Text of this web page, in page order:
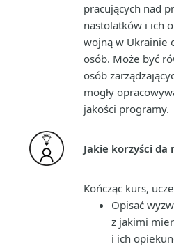
pracujących nad
nastolatków i ich
wojną w Ukrainie
osób. Może być
osób
mogły
jakości programy.
Jakie korzyści da
Kończąc kurs,
Opisać
z jakimi
i ich